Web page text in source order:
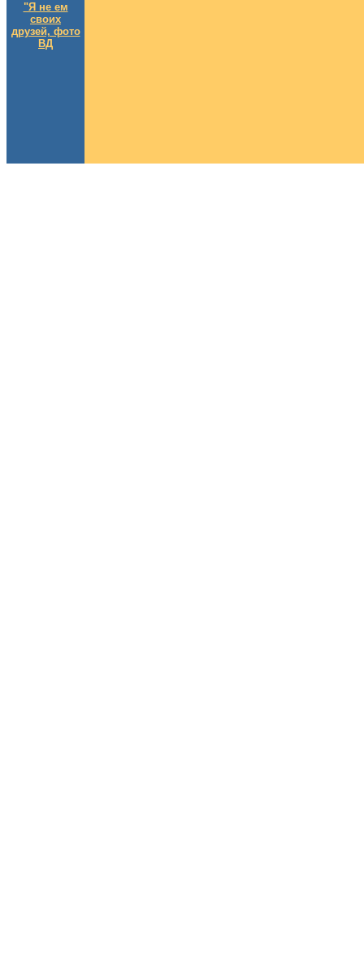
"Я не ем
своих
друзей, фото
ВД